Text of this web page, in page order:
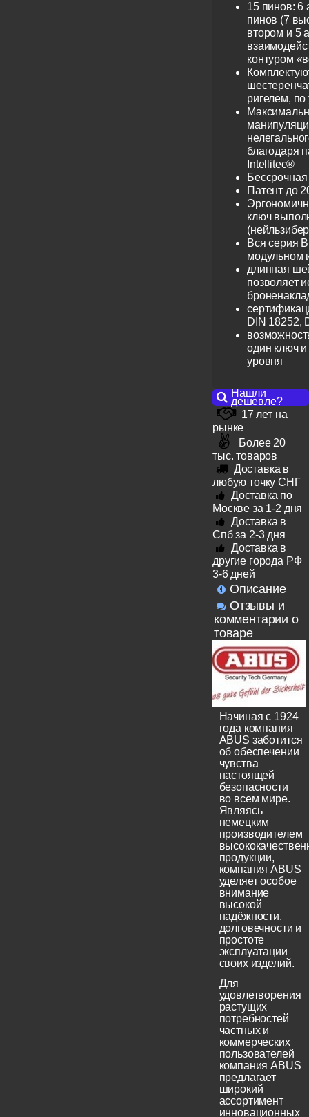
15 пинов: 6
пинов (7
втором и 5
контуром
ригелем,
благодаря
Intellitec®
Патент до
ключ
Вся серия
модульном
длинная
позволяет
DIN 18252,
один ключ и
уровня
Нашли
дешевле?
17 лет на
рынке
Более 20
тыс. товаров
Доставка в
любую точку СНГ
Доставка по
Москве за 1-2 дня
Доставка в
Спб за 2-3 дня
Доставка в
другие города РФ
3-6 дней
Описание
Отзывы и
комментарии о
товаре
Начиная с 1924
года компания
ABUS заботится
об обеспечении
чувства
настоящей
безопасности
во всем мире.
Являясь
немецким
производителем
продукции,
компания ABUS
уделяет особое
внимание
высокой
надёжности,
долговечности и
простоте
эксплуатации
своих изделий.
Для
удовлетворения
растущих
потребностей
частных и
коммерческих
пользователей
компания ABUS
предлагает
широкий
ассортимент
инновационных